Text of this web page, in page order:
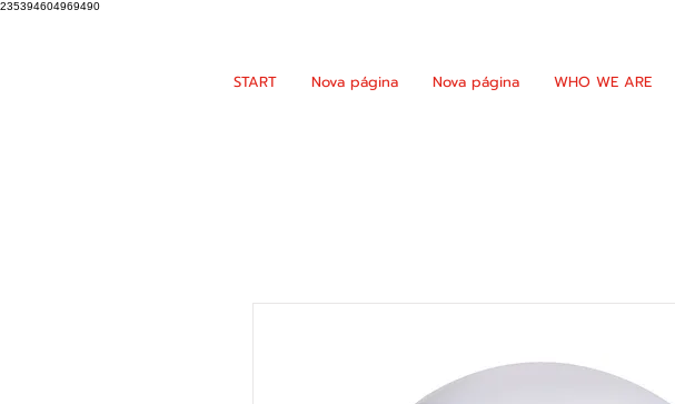
235394604969490
START Nova página Nova página WHO WE ARE